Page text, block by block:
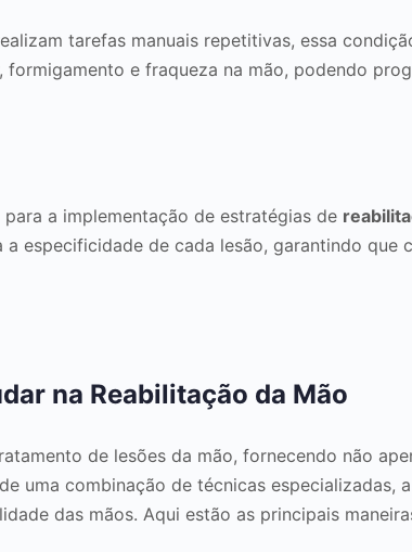
tarefas manuais repetitivas, essa
formigamento e fraqueza na mão, podendo
a implementação de estratégias de
especificidade de cada lesão, garantindo
na Reabilitação da Mão
de lesões da mão, fornecendo não
uma combinação de técnicas
das mãos. Aqui estão as principais